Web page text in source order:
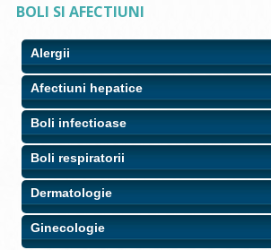
BOLI SI AFECTIUNI
Alergii
Afectiuni hepatice
Boli infectioase
Boli respiratorii
Dermatologie
Ginecologie